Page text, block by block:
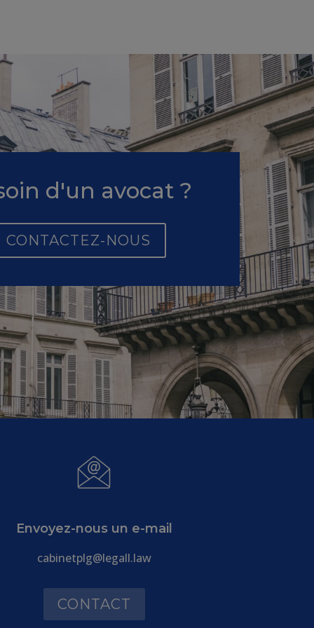
d'un avocat ?
CONTACTEZ-NOUS
Envoyez-nous un e-mail
cabinetplg@legall.law
CONTACT